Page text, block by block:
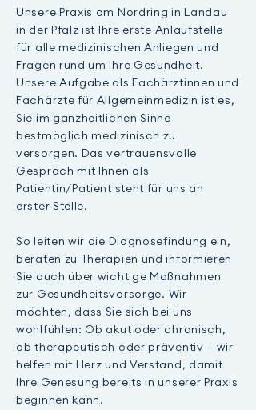
Unsere Praxis am Nordring in Landau
in der Pfalz ist Ihre erste Anlaufstelle
für alle medizinischen Anliegen und
Fragen rund um Ihre Gesundheit.
Unsere Aufgabe als Fachärztinnen und
Fachärzte für Allgemeinmedizin ist es,
Sie im ganzheitlichen Sinne
bestmöglich medizinisch zu
versorgen. Das vertrauensvolle
Gespräch mit Ihnen als
Patientin/Patient steht für uns an
erster Stelle.
So leiten wir die Diagnosefindung ein,
beraten zu Therapien und informieren
Sie auch über wichtige Maßnahmen
zur Gesundheitsvorsorge. Wir
möchten, dass Sie sich bei uns
wohlfühlen: Ob akut oder chronisch,
ob therapeutisch oder präventiv – wir
helfen mit Herz und Verstand, damit
Ihre Genesung bereits in unserer Praxis
beginnen kann.